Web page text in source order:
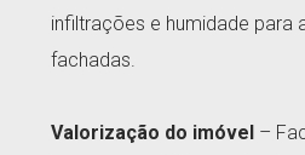
infiltrações e humidade para
fachadas.
Valorização do imóvel –